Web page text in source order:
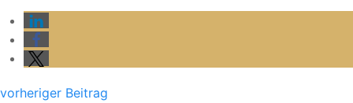
vorheriger Beitrag